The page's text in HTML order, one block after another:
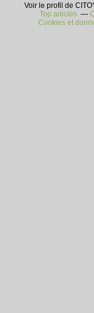
Voir le profil de
Top articles
Cookies et